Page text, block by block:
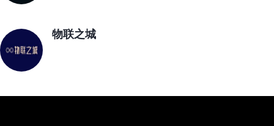
物联之城